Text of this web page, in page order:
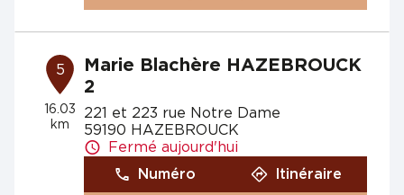
5
16.03
km
Marie Blachère HAZEBROUCK
2
221 et 223 rue Notre Dame
59190 HAZEBROUCK
Fermé aujourd'hui
Numéro
Itinéraire